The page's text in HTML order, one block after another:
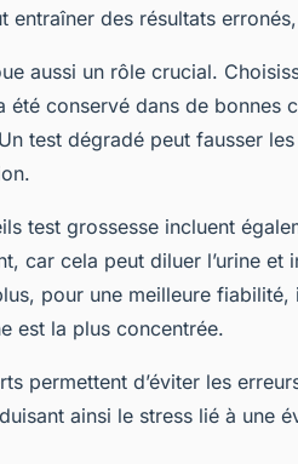
entraîner des résultats
aussi un rôle crucial.
été conservé dans de bonnes
test dégradé peut fausser
test grossesse incluent
car cela peut diluer l’urine et
pour une meilleure
est la plus concentrée.
permettent d’éviter les
ainsi le stress lié à une